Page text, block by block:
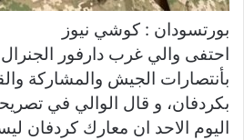
و
ن
ا
بورتسودان : كوشي نيوز
احتفى والي غرب دارفور الجنرال
بأنتصارات الجيش والمشاركة
بكردفان، و قال الوالي في
اليوم الاحد ان معارك كردفان